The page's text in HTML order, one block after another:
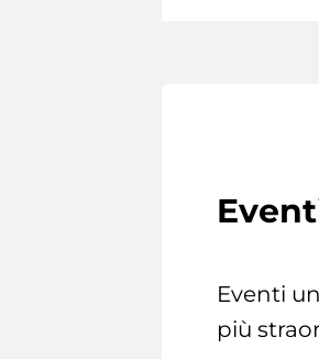
Eventi
più